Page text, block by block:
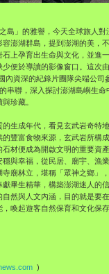
島」的雅譽，今天全球旅人
澎湖群島，提到澎湖的美，
上孕育出生命與文化，並進
便於導讀的影像窗口。這次
資深的紀錄片團隊尖端公司
聯，深入探討澎湖島嶼生命
珍藏。
生成年代，看見玄武岩奇特
豐富食物來源，玄武岩所構
材便成為開啟文明的重要資
與幸福，從民居、廟宇、漁
廟林立，堪稱「眾神之鄉」
畢生精華，構築澎湖迷人的
然與人文內涵，目的就是要
喚起遊客自然保育和文化保
)